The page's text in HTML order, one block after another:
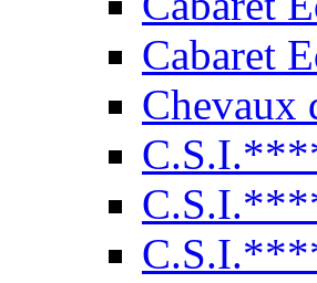
Cabaret
Chevaux